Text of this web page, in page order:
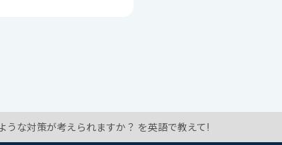
うな対策が考えられますか？ を英語で教えて!